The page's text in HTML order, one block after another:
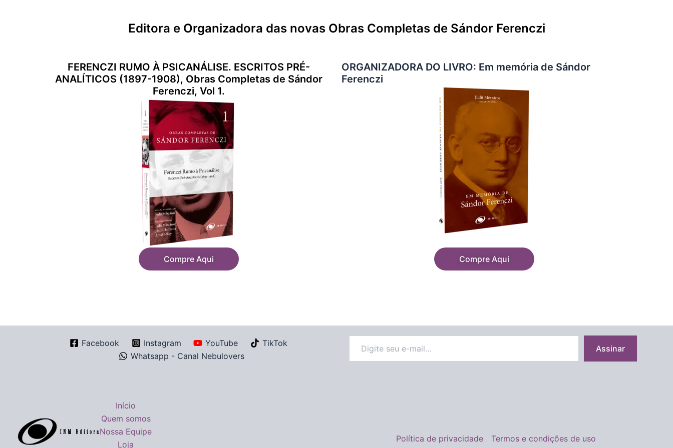
Editora e Organizadora das novas Obras Completas de Sándor Ferenczi
FERENCZI RUMO À PSICANÁLISE. ESCRITOS PRÉ-
ANALÍTICOS (1897-1908), Obras Completas de Sándor
Ferenczi, Vol 1.
Compre Aqui
ORGANIZADORA DO LIVRO: Em memória de Sándor
Ferenczi
Compre Aqui
Facebook Instagram YouTube
TikTok
Whatsapp - Canal Nebulovers
Assinar
Início
Quem somos
Nossa Equipe
Loja
Política de privacidade Termos e condições de uso